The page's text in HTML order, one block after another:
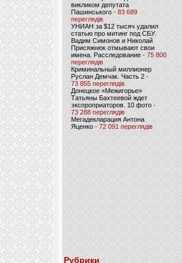
викликом депутата
Пашинського- 83 689
переглядів
УНИАН за $12 тысяч удалил
статью про митинг под СБУ.
Вадим Симонов и Николай
Присяжнюк отмывают свои
имена. Расследование - 75 800
переглядів
Криминальный миллионер
Руслан Демчак. Часть 2-
73 855 переглядів
Донецкое «Межигорье»
Татьяны Бахтеевой ждет
экспроприаторов. 10 фото -
73 288 переглядів
Мегадекларация Антона
Яценко - 72 091 переглядів
Рубрики